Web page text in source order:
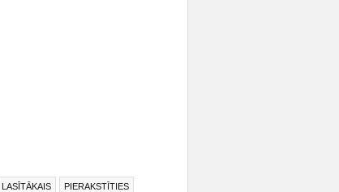
LASĪTĀKAIS PIERAKSTĪTIES